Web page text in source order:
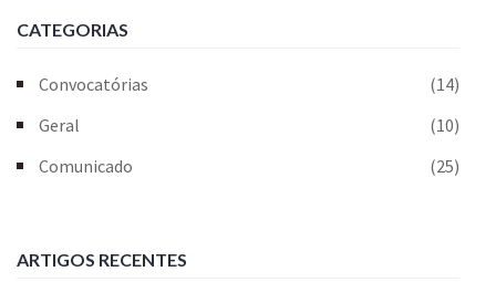
CATEGORIAS
Convocatórias
(14)
Geral
(10)
Comunicado
(25)
ARTIGOS RECENTES